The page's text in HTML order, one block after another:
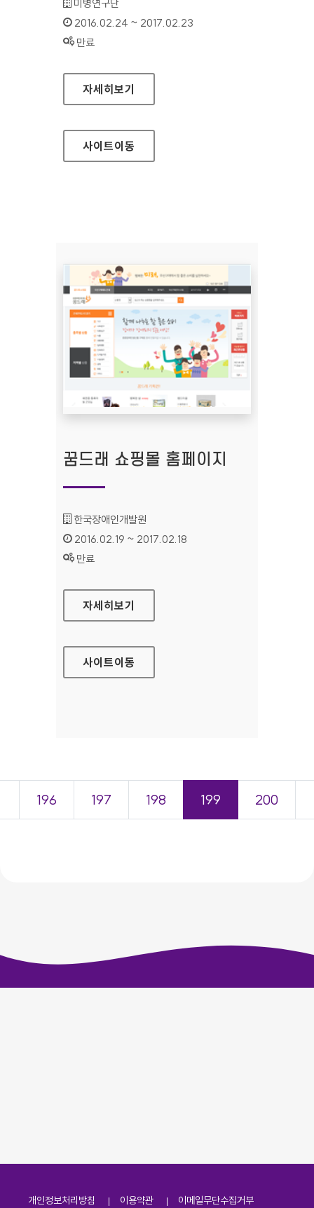
미병연구단
인증기간 :
2016.02.24 ~ 2017.02.23
상태 :
만료
미병연구단 홈페이지
자세히보기
사이트이동
꿈드래 쇼핑몰 홈페이지
기관명 :
한국장애인개발원
인증기간 :
2016.02.19 ~ 2017.02.18
상태 :
만료
꿈드래 쇼핑몰 홈페이지
자세히보기
사이트이동
196 197 198 199 200
개인정보처리방침 이용약관 이메일무단수집거부